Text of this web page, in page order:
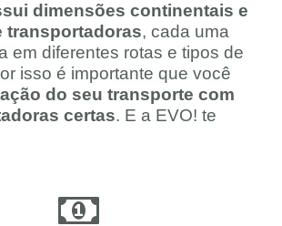
dimensões continentais e
transportadoras, cada uma
em diferentes rotas e tipos de
isso é importante que você
do seu transporte com
certas. E a EVO! te